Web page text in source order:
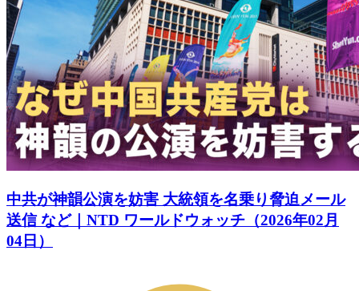
中共が神韻公演を妨害 大統領を名乗り脅迫メール
送信 など｜NTD ワールドウォッチ（2026年02月
04日）